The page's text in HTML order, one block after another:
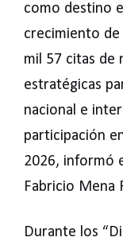
como destino
crecimiento
mil 57 citas de
estratégicas
nacional e
participación
2026, informó
Fabricio Mena
Durante los